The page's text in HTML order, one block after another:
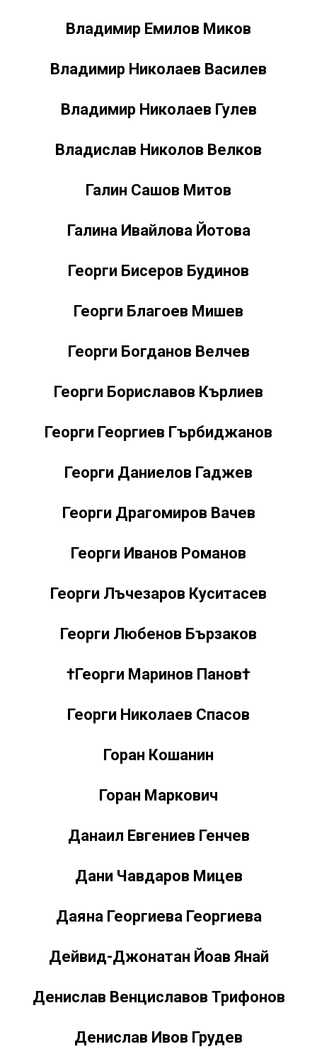
Владимир Емилов Миков
Владимир Николаев Василев
Владимир Николаев Гулев
Владислав Николов Велков
Галин Сашов Митов
Галина Ивайлова Йотова
Георги Бисеров Будинов
Георги Благоев Мишев
Георги Богданов Велчев
Георги Бориславов Кърлиев
Георги Георгиев Гърбиджанов
Георги Даниелов Гаджев
Георги Драгомиров Вачев
Георги Иванов Романов
Георги Лъчезаров Куситасев
Георги Любенов Бързаков
†Георги Маринов Панов†
Георги Николаев Спасов
Горан Кошанин
Горан Маркович
Данаил Евгениев Генчев
Дани Чавдаров Мицев
Даяна Георгиева Георгиева
Дейвид-Джонатан Йоав Янай
Денислав Венциславов Трифонов
Денислав Ивов Грудев